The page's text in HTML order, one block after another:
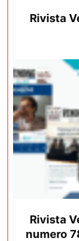
Rivista
Rivista
numero